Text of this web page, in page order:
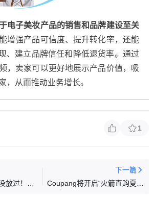
电子美妆产品的销售和品牌建设至关
增强产品可信度、提升转化率，还能
、建立品牌信任和降低退货率。通过
，卖家可以更好地展示产品价值，吸
，从而推动业务增长。
1
放过！15
用啊！一
下一篇
Coupang将开启“火箭直购夏季